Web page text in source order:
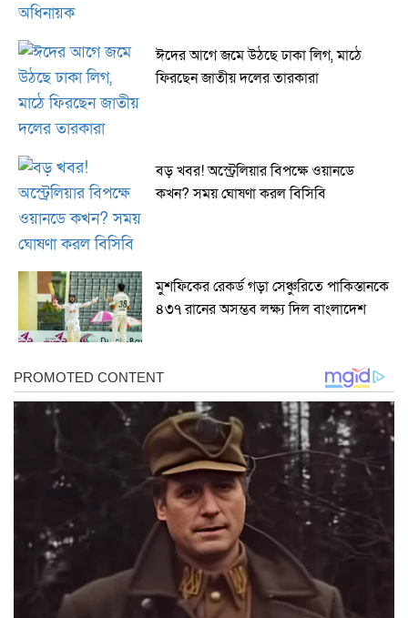
ঈদের আগে জমে উঠছে ঢাকা লিগ, মাঠে
ফিরছেন জাতীয় দলের তারকারা
বড় খবর! অস্ট্রেলিয়ার বিপক্ষে ওয়ানডে
কখন? সময় ঘোষণা করল বিসিবি
মুশফিকের রেকর্ড গড়া সেঞ্চুরিতে পাকিস্তানকে
৪৩৭ রানের অসম্ভব লক্ষ্য দিল বাংলাদেশ